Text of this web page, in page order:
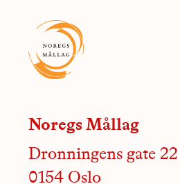
Noregs Mållag
Dronningens gate 22
0154 Oslo